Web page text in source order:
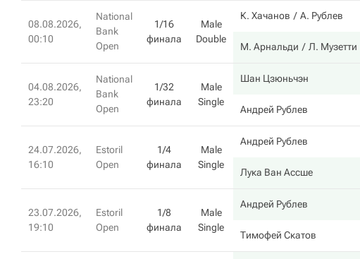
08.08.2026,
00:10
National
Bank
Open
1/16
финала
Male
Double
К. Хачанов А. Рублев
М. Арнальди Л. Музетти
04.08.2026,
23:20
National
Bank
Open
1/32
финала
Male
Single
Шан Цзюньчэн
Андрей Рублев
24.07.2026,
16:10
Estoril
Open
1/4
финала
Male
Single
Андрей Рублев
Лука Ван Ассше
23.07.2026,
19:10
Estoril
Open
1/8
финала
Male
Single
Андрей Рублев
Тимофей Скатов